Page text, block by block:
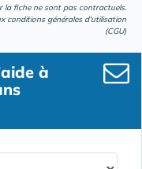
la fiche ne sont pas contractuels.
conditions générales d'utilisation
(CGU)
à